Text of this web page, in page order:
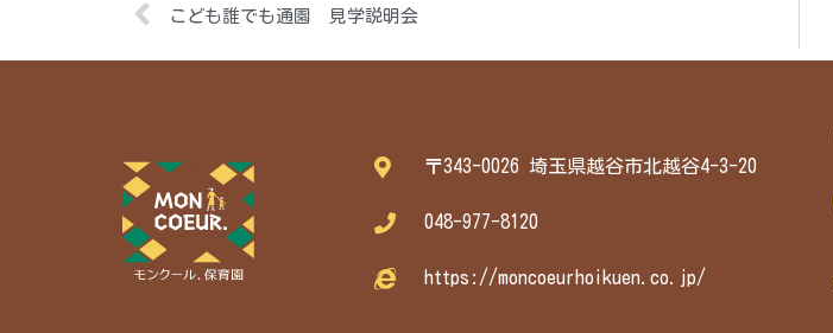
こども誰でも通園 見学説明会
〒343-0026 埼玉県越谷市北越谷4-3-20
048-977-8120
https://moncoeurhoikuen.co.jp/